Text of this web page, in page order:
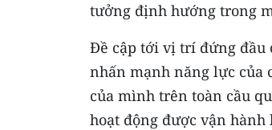
tưởng định hướng trong
Đề cập tới vị trí đứng đầu
nhấn mạnh năng lực của
của mình trên toàn cầu
hoạt động được vận hành